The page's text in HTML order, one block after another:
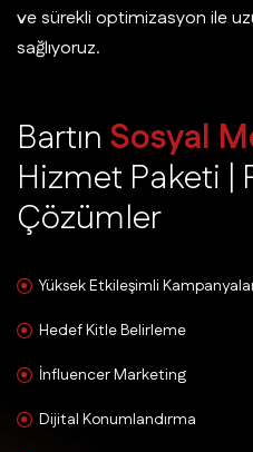
ve sürekli optimizasyon ile
sağlıyoruz.
Bartın Sosyal M
Hizmet Paketi |
Çözümler
Yüksek Etkileşimli
Hedef Kitle Belirleme
İnfluencer Marketing
Dijital Konumlandırma